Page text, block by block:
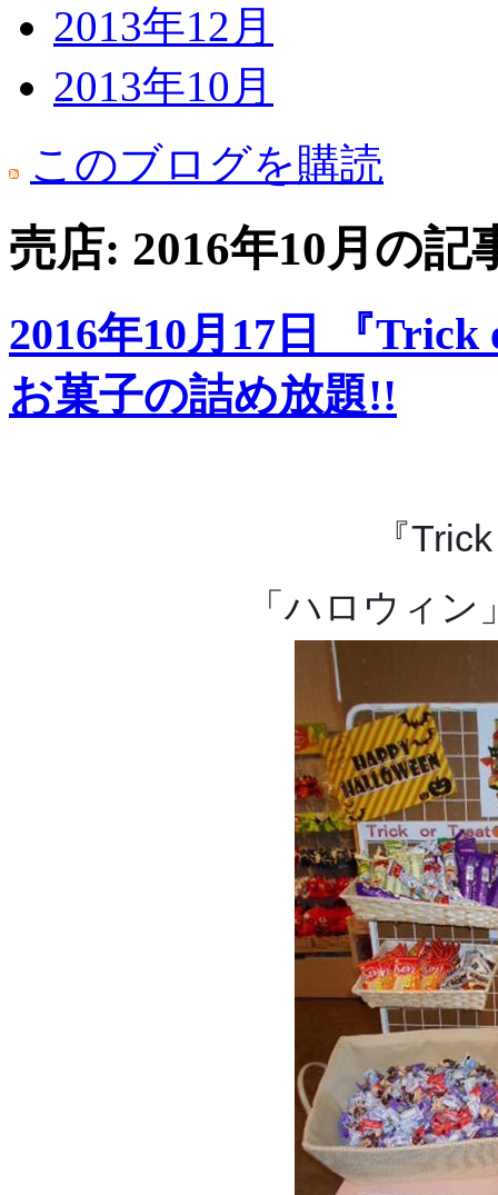
2013年12月
2013年10月
このブログを購読
売店: 2016年10月の記
2016年10月17日 『
お菓子の詰め放題!!
『
「ハロウィ